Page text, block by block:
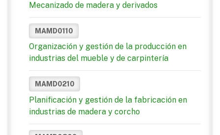
Mecanizado de madera y derivados
MAMD0110
Organización y gestión de la producción en
industrias del mueble y de carpintería
MAMD0210
Planificación y gestión de la fabricación en
industrias de madera y corcho